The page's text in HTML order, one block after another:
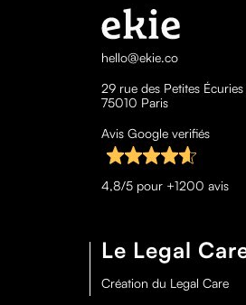
hello@ekie.co
29 rue des Petites Écuries
75010 Paris
Avis Google verifiés
4,8/5 pour +1200 avis
Le Legal
Création du Legal Care